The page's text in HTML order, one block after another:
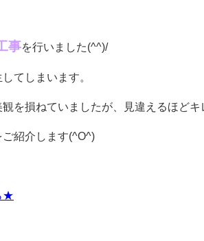
事を行いました(^^)/
てしまいます。
を損ねていましたが、見違えるほどキ
紹介します(^O^)
★